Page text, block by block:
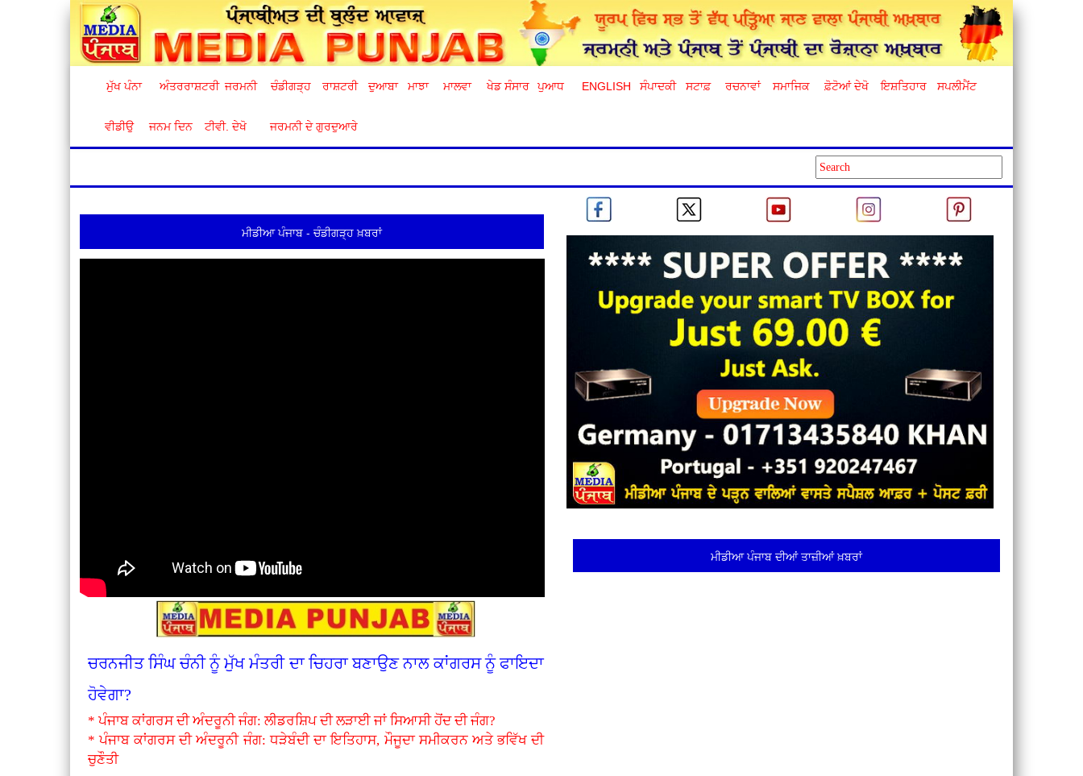
ਮੁੱਖ ਪੰਨਾ ਅੰਤਰਰਾਸ਼ਟਰੀ ਜਰਮਨੀ ਚੰਡੀਗੜ੍ਹ ਰਾਸ਼ਟਰੀ ਦੁਆਬਾ ਮਾਝਾ ਮਾਲਵਾ ਖੇਡ ਸੰਸਾਰ ਪੁਆਧ ENGLISH ਸੰਪਾਦਕੀ ਸਟਾਫ਼ ਰਚਨਾਵਾਂ ਸਮਾਜਿਕ ਫ਼ੋਟੋਆਂ ਦੇਖੋ ਇਸ਼ਤਿਹਾਰ ਸਪਲੀਮੈਂਟ
ਵੀਡੀਉ ਜਨਮ ਦਿਨ ਟੀਵੀ. ਦੇਖੋ ਜਰਮਨੀ ਦੇ ਗੁਰਦੁਆਰੇ
ਮੀਡੀਆ ਪੰਜਾਬ - ਚੰਡੀਗੜ੍ਹ ਖ਼ਬਰਾਂ
ਚਰਨਜੀਤ ਸਿੰਘ ਚੰਨੀ ਨੂੰ ਮੁੱਖ ਮੰਤਰੀ ਦਾ ਚਿਹਰਾ ਬਣਾਉਣ ਨਾਲ ਕਾਂਗਰਸ ਨੂੰ ਫਾਇਦਾ
ਹੋਵੇਗਾ?
* ਪੰਜਾਬ ਕਾਂਗਰਸ ਦੀ ਅੰਦਰੂਨੀ ਜੰਗ: ਲੀਡਰਸ਼ਿਪ ਦੀ ਲੜਾਈ ਜਾਂ ਸਿਆਸੀ ਹੋਂਦ ਦੀ ਜੰਗ?
* ਪੰਜਾਬ ਕਾਂਗਰਸ ਦੀ ਅੰਦਰੂਨੀ ਜੰਗ: ਧੜੇਬੰਦੀ ਦਾ ਇਤਿਹਾਸ, ਮੌਜੂਦਾ ਸਮੀਕਰਨ ਅਤੇ ਭਵਿੱਖ ਦੀ
ਚੁਣੌਤੀ
ਮੀਡੀਆ ਪੰਜਾਬ ਦੀਆਂ ਤਾਜ਼ੀਆਂ ਖ਼ਬਰਾਂ